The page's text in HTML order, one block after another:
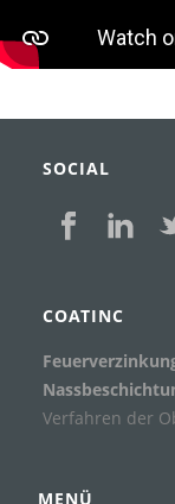
SOCIAL
COATINC
Verfahren der
MENÜ